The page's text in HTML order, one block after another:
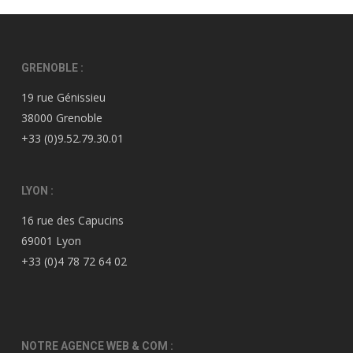
GRENOBLE :
19 rue Génissieu
38000 Grenoble
+33 (0)9.52.79.30.01
LYON :
16 rue des Capucins
69001 Lyon
+33 (0)4 78 72 64 02
NOTRE AGENCE WEB & COM :